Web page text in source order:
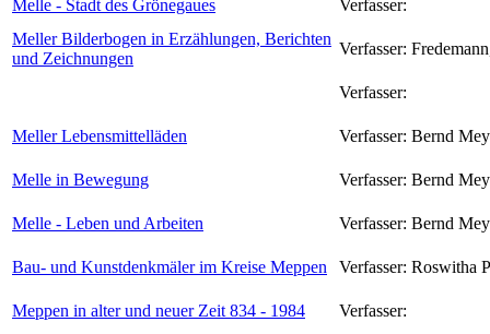
Melle - Stadt des Grönegaues
Verfasser:
Meller Bilderbogen in Erzählungen, Berichten
und Zeichnungen
Verfasser:
Verfasser:
Meller Lebensmittelläden Verfasser: Bernd
Melle in Bewegung Verfasser: Bernd
Melle - Leben und Arbeiten Verfasser: Bernd
Bau- und Kunstdenkmäler im Kreise Meppen Verfasser: Roswitha
Meppen in alter und neuer Zeit 834 - 1984 Verfasser: